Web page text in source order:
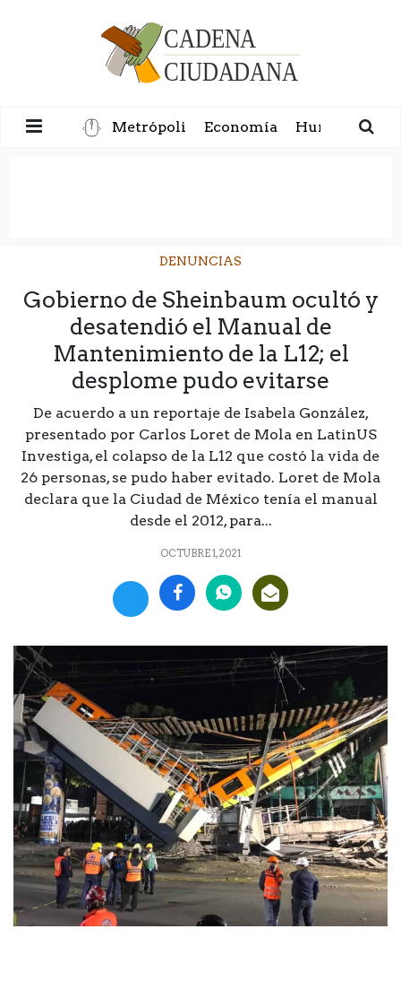
Metrópoli Economía Humanidad
DENUNCIAS
Gobierno de Sheinbaum ocultó y
desatendió el Manual de
Mantenimiento de la L12; el
desplome pudo evitarse
De acuerdo a un reportaje de Isabela González,
presentado por Carlos Loret de Mola en LatinUS
Investiga, el colapso de la L12 que costó la vida de
26 personas, se pudo haber evitado. Loret de Mola
declara que la Ciudad de México tenía el manual
desde el 2012, para...
OCTUBRE 1, 2021